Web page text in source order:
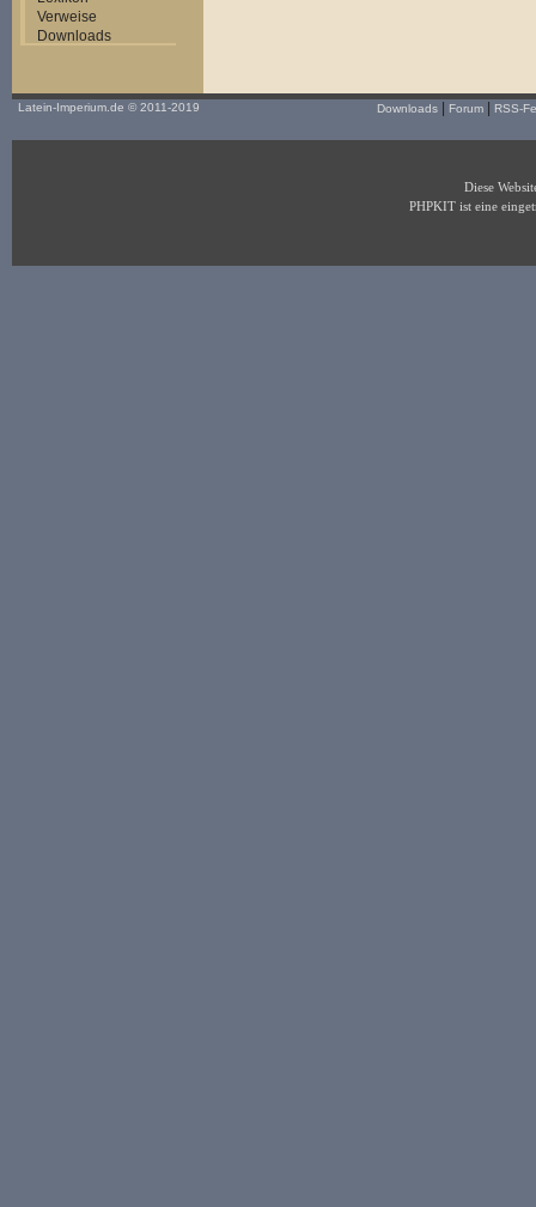
Verweise
Downloads
Latein-Imperium.de © 2011-2019 Downloads Forum RSS-
Diese
PHPKIT ist eine